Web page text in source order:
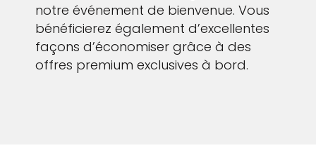
notre événement de bienvenue. Vous
bénéficierez également d’excellentes
façons d’économiser grâce à des
offres premium exclusives à bord.